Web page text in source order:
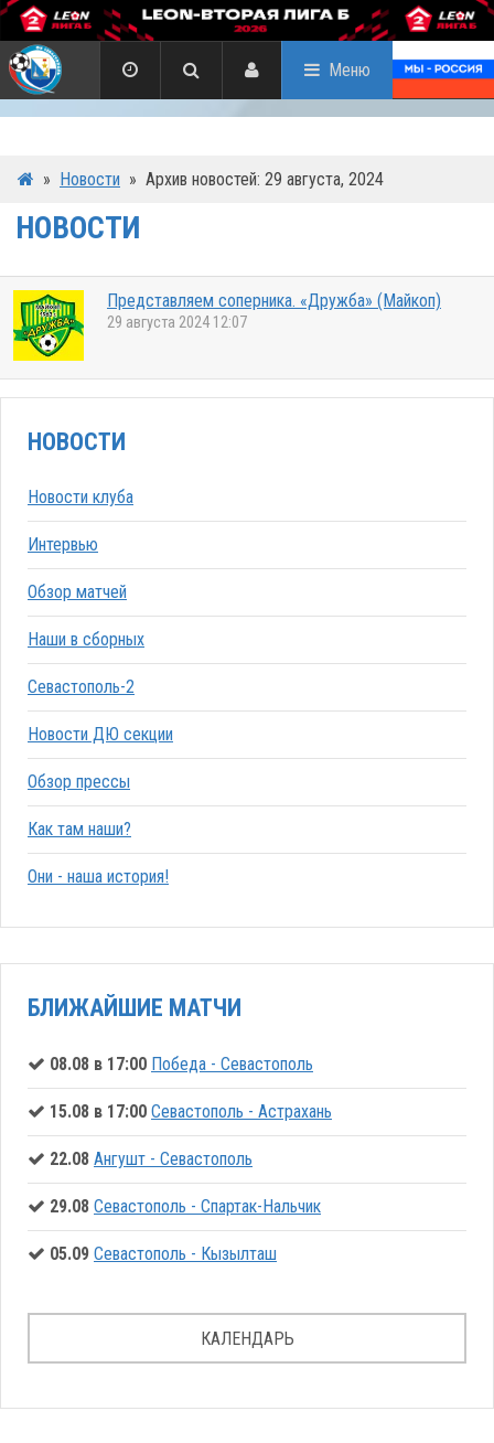
Меню
» Новости » Архив новостей: 29 августа, 2024
НОВОСТИ
Представляем соперника. «Дружба» (Майкоп)
29 августа 2024 12:07
НОВОСТИ
Новости клуба
Интервью
Обзор матчей
Наши в сборных
Севастополь-2
Новости ДЮ секции
Обзор прессы
Как там наши?
Они - наша история!
БЛИЖАЙШИЕ МАТЧИ
08.08 в 17:00 Победа - Севастополь
15.08 в 17:00 Севастополь - Астрахань
22.08 Ангушт - Севастополь
29.08 Севастополь - Спартак-Нальчик
05.09 Севастополь - Кызылташ
КАЛЕНДАРЬ